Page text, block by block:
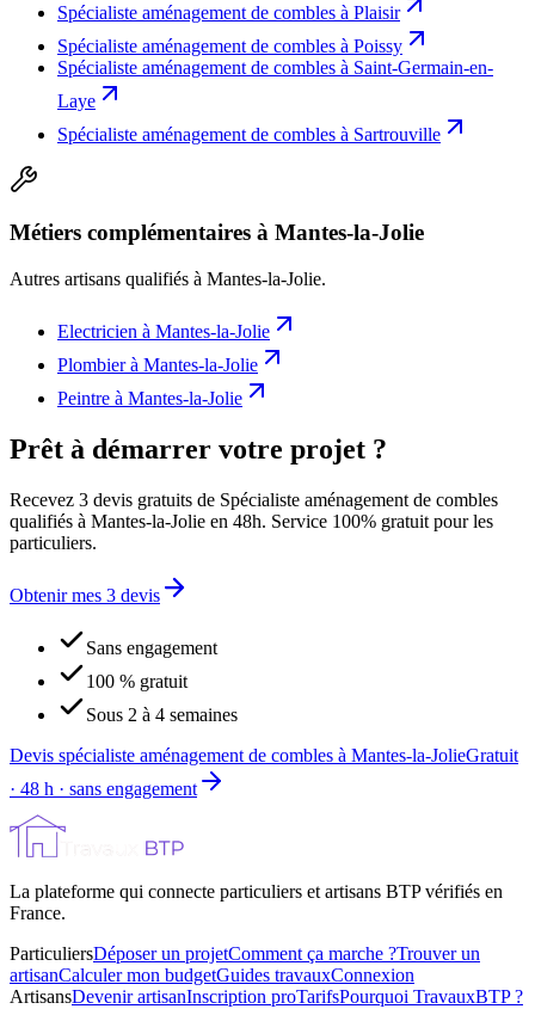
Spécialiste aménagement de combles à Plaisir
Spécialiste aménagement de combles à Poissy
Spécialiste aménagement de combles à Saint-Germain-en-
Laye
Spécialiste aménagement de combles à Sartrouville
Métiers complémentaires à Mantes-la-Jolie
Autres artisans qualifiés à Mantes-la-Jolie.
Electricien à Mantes-la-Jolie
Plombierà Mantes-la-Jolie
Peintre à Mantes-la-Jolie
Prêt à démarrer votre projet ?
Recevez 3 devis gratuits de Spécialiste aménagement de combles
qualifiés à Mantes-la-Jolie en 48h. Service 100% gratuit pour les
particuliers.
Obtenir mes 3 devis
Sans engagement
100 % gratuit
Sous 2 à 4 semaines
Devis spécialiste aménagement de combles à Mantes-la-JolieGratuit
· 48 h · sans engagement
La plateforme qui connecte particuliers et artisans BTP vérifiés en
France.
ParticuliersDéposer un projetComment ça marche ?Trouver un
artisanCalculer mon budgetGuides travauxConnexion
ArtisansDevenir artisanInscription proTarifsPourquoi TravauxBTP ?